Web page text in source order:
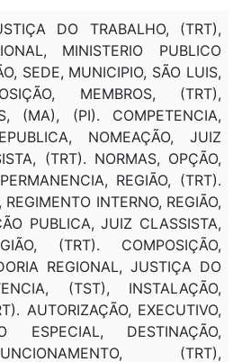
DO TRABALHO, (TRT),
MINISTERIO PUBLICO
SEDE, MUNICIPIO, SÃO LUIS,
MEMBROS, (TRT),
(MA), (PI). COMPETENCIA,
NOMEAÇÃO, JUIZ
(TRT). NORMAS, OPÇÃO,
REGIÃO, (TRT).
INTERNO, REGIÃO,
PUBLICA, JUIZ CLASSISTA,
(TRT). COMPOSIÇÃO,
REGIONAL, JUSTIÇA DO
(TST), INSTALAÇÃO,
AUTORIZAÇÃO, EXECUTIVO,
ESPECIAL, DESTINAÇÃO,
(TRT),